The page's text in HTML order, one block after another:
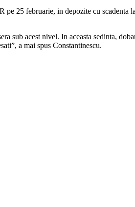
25 februarie, in depozite cu scadenta
sub acest nivel. In aceasta sedinta,
a mai spus Constantinescu.